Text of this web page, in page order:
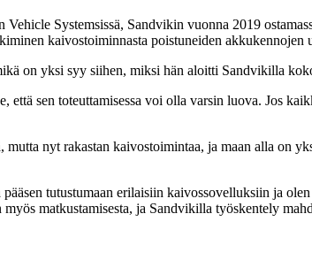
Systemsissä, Sandvikin vuonna 2019
kaivostoiminnasta poistuneiden
on yksi syy siihen, miksi hän aloitti Sandvikilla
että sen toteuttamisessa voi olla varsin luova. Jos
nyt rakastan kaivostoimintaa, ja maan alla on
tutustumaan erilaisiin kaivossovelluksiin ja
matkustamisesta, ja Sandvikilla työskentely